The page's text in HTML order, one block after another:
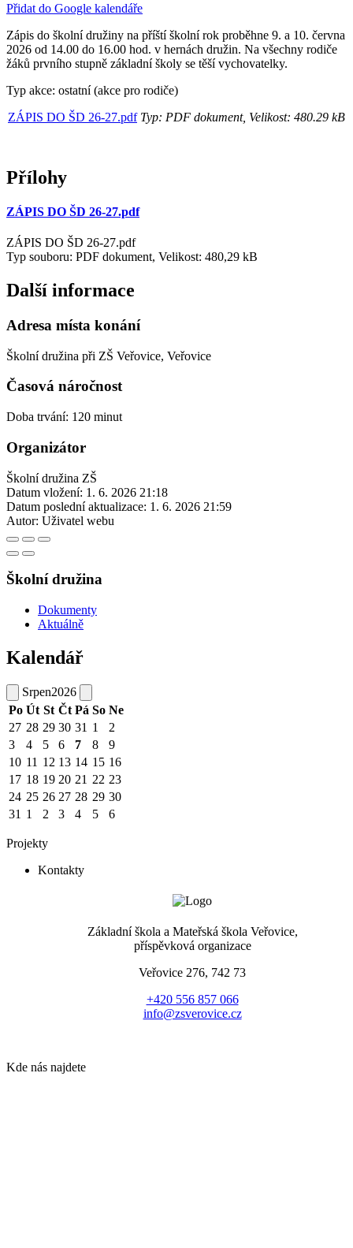
Přidat do Google kalendáře
Zápis do školní družiny na příští školní rok proběhne 9. a 10. června
2026 od 14.00 do 16.00 hod. v hernách družin. Na všechny rodiče
žáků prvního stupně základní školy se těší vychovatelky.
Typ akce: ostatní (akce pro rodiče)
ZÁPIS DO ŠD 26-27.pdfTyp: PDF dokument, Velikost: 480.29 kB
Přílohy
ZÁPIS DO ŠD 26-27.pdf
ZÁPIS DO ŠD 26-27.pdf
Typ souboru: PDF dokument, Velikost: 480,29 kB
Další informace
Adresa místa konání
Školní družina při ZŠ Veřovice, Veřovice
Časová náročnost
Doba trvání: 120 minut
Organizátor
Školní družina ZŠ
Datum vložení: 1. 6. 2026 21:18
Datum poslední aktualizace: 1. 6. 2026 21:59
Autor: Uživatel webu
Školní družina
Dokumenty
Aktuálně
Kalendář
Srpen2026
Po Út St Čt Pá So Ne
27 28 29 30 31 1
2
3
4 5 6 7 8
9
10 11 12 13 14 15 16
17 18 19 20 21 22 23
24 25 26 27 28 29 30
31 1 2 3 4 5 6
Projekty
Kontakty
Základní škola a Mateřská škola Veřovice,
příspěvková organizace
Veřovice 276, 742 73
+420 556 857 066
info@zsverovice.cz
Kde nás najdete